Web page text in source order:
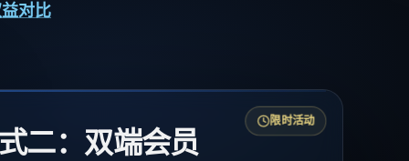
对比
限时活动
二：双端会员